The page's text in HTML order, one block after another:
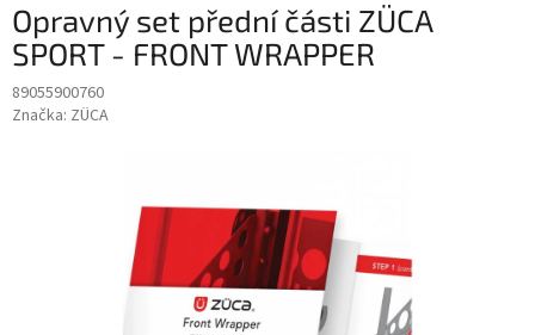
Opravný set přední části ZÜCA
SPORT - FRONT WRAPPER
89055900760
Značka: ZÜCA